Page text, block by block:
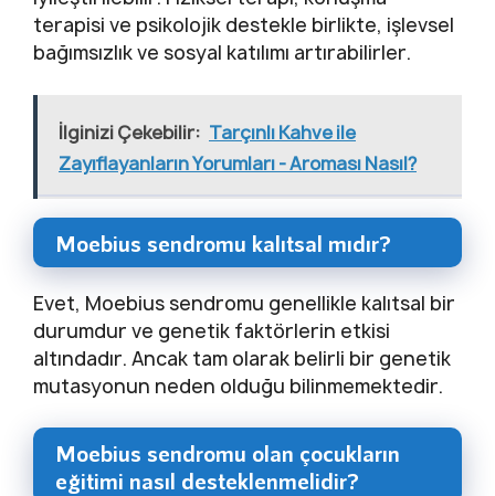
terapisi ve psikolojik destekle birlikte, işlevsel
bağımsızlık ve sosyal katılımı artırabilirler.
İlginizi Çekebilir: Tarçınlı Kahve ile
Zayıflayanların Yorumları - Aroması Nasıl?
Moebius sendromu kalıtsal mıdır?
Evet, Moebius sendromu genellikle kalıtsal bir
durumdur ve genetik faktörlerin etkisi
altındadır. Ancak tam olarak belirli bir genetik
mutasyonun neden olduğu bilinmemektedir.
Moebius sendromu olan çocukların
eğitimi nasıl desteklenmelidir?